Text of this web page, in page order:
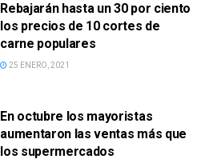
Rebajarán hasta un 30 por ciento
los precios de 10 cortes de
carne populares
25 ENERO, 2021
En octubre los mayoristas
aumentaron las ventas más que
los supermercados